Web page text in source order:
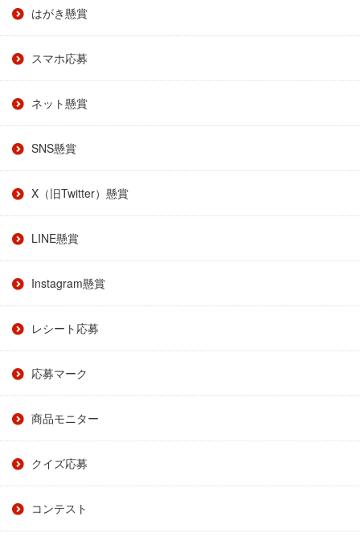
はがき懸賞
スマホ応募
ネット懸賞
SNS懸賞
X（旧Twitter）懸賞
LINE懸賞
Instagram懸賞
レシート応募
応募マーク
商品モニター
クイズ応募
コンテスト